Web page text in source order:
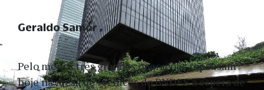
Pelo menos três grandes operações repousam
hoje na mesa de técnicos do BNDES à espera de
Geraldo Samor